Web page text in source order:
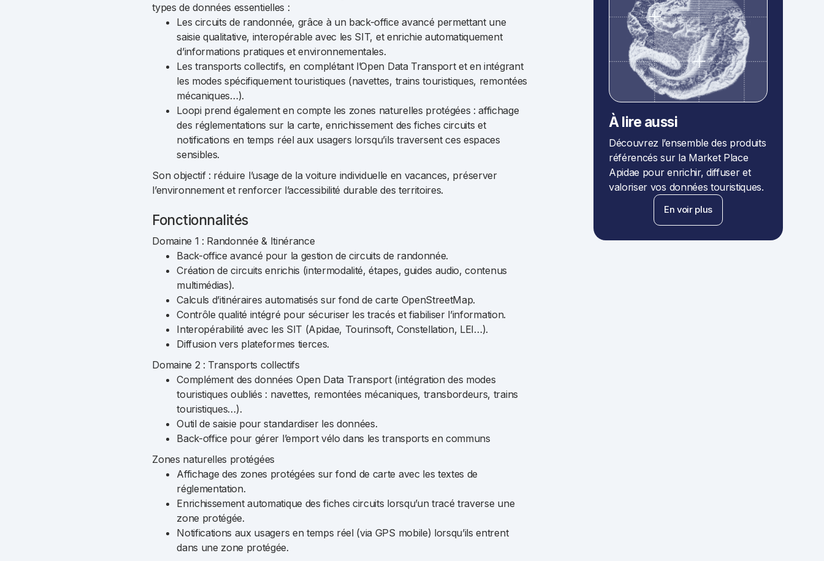
types de données essentielles :
Les circuits de randonnée, grâce à un back-office avancé permettant une
saisie qualitative, interopérable avec les SIT, et enrichie automatiquement
d’informations pratiques et environnementales.
Les transports collectifs, en complétant l’Open Data Transport et en intégrant
les modes spécifiquement touristiques (navettes, trains touristiques, remontées
mécaniques…).
Loopi prend également en compte les zones naturelles protégées : affichage
des réglementations sur la carte, enrichissement des fiches circuits et
notifications en temps réel aux usagers lorsqu’ils traversent ces espaces
sensibles.
Son objectif : réduire l’usage de la voiture individuelle en vacances, préserver
l’environnement et renforcer l’accessibilité durable des territoires.
Fonctionnalités
Domaine 1 : Randonnée & Itinérance
Back-office avancé pour la gestion de circuits de randonnée.
Création de circuits enrichis (intermodalité, étapes, guides audio, contenus
multimédias).
Calculs d’itinéraires automatisés sur fond de carte OpenStreetMap.
Contrôle qualité intégré pour sécuriser les tracés et fiabiliser l’information.
Interopérabilité avec les SIT (Apidae, Tourinsoft, Constellation, LEI…).
Diffusion vers plateformes tierces.
Domaine 2 : Transports collectifs
Complément des données Open Data Transport (intégration des modes
touristiques oubliés : navettes, remontées mécaniques, transbordeurs, trains
touristiques…).
Outil de saisie pour standardiser les données.
Back-office pour gérer l’emport vélo dans les transports en communs
Zones naturelles protégées
Affichage des zones protégées sur fond de carte avec les textes de
réglementation.
Enrichissement automatique des fiches circuits lorsqu’un tracé traverse une
zone protégée.
Notifications aux usagers en temps réel (via GPS mobile) lorsqu’ils entrent
dans une zone protégée.
À lire aussi
Découvrez l’ensemble des produits
référencés sur la Market Place
Apidae pour enrichir, diffuser et
valoriser vos données touristiques.
En voir plus